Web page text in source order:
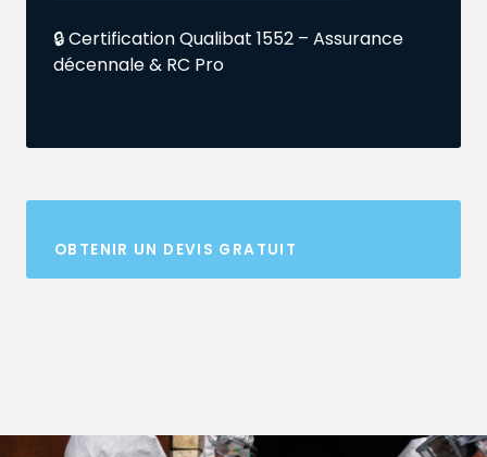
🔒 Certification Qualibat 1552 – Assurance
décennale & RC Pro
OBTENIR UN DEVIS GRATUIT